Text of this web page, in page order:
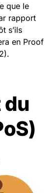
que le
rapport
s’ils
en Proof
du